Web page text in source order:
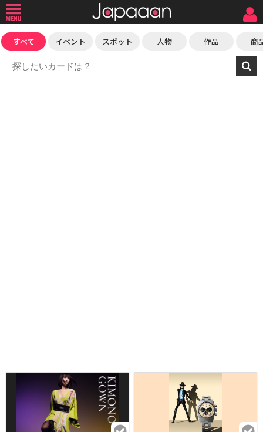
すべて イベント スポット 人物 作品 商